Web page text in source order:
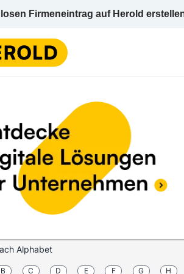
Firmeneintrag auf Herold
Alphabet
B C D E F G H